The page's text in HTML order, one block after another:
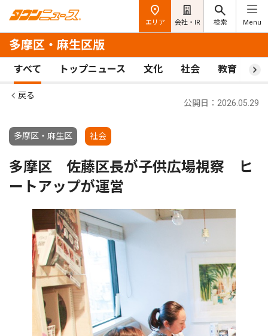
エリア 会社・IR 検索 Menu
多摩区・麻生区版
すべて トップニュース 文化 社会 教育 ス
戻る
多摩区・麻生区 社会
公開日：2026.05.29
多摩区 佐藤区長が子供広場視察 ヒ
ートアップが運営